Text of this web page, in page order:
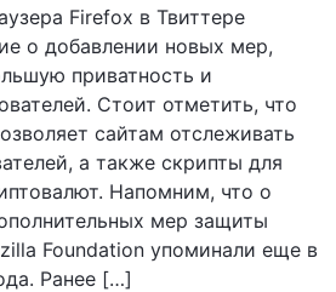
Firefox в Твиттере
о добавлении новых мер,
приватность и
Стоит отметить, что
сайтам отслеживать
а также скрипты для
Напомним, что о
мер защиты
Foundation упоминали еще в
Ранее […]